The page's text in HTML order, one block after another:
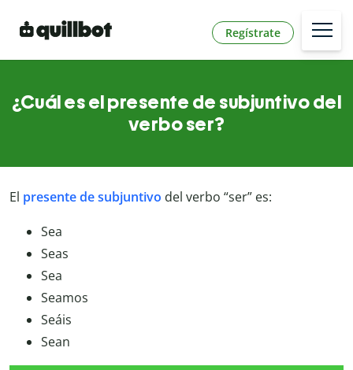
Regístrate
¿Cuál es el presente de subjuntivo del
verbo ser?
El presente de subjuntivo del verbo “ser” es:
Sea
Seas
Sea
Seamos
Seáis
Sean